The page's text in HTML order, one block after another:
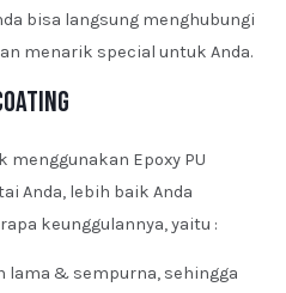
bisa langsung menghubungi
menarik special untuk Anda.
Epoxy PU
Anda, lebih baik Anda
keunggulannya, yaitu :
lama & sempurna, sehingga